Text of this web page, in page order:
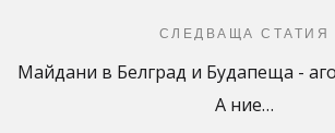
СЛЕДВАЩА СТАТИЯ
Майдани в Белград и Будапеща -
А ние…